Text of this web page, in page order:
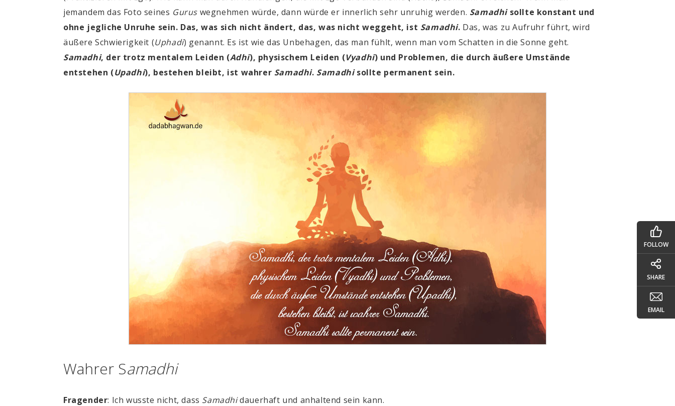
jemandem das Foto seines Gurus wegnehmen würde, dann würde er innerlich sehr unruhig werden. Samadhisollte konstant und
ohne jegliche Unruhe sein. Das, was sich nicht ändert, das, was nicht weggeht, ist Samadhi. Das, was zu Aufruhr führt, wird
äußere Schwierigkeit (Uphadi) genannt. Es ist wie das Unbehagen, das man fühlt, wenn man vom Schatten in die Sonne geht.
Samadhi, der trotz mentalem Leiden (Adhi), physischem Leiden (Vyadhi) und Problemen, die durch äußere Umstände
entstehen (Upadhi), bestehen bleibt, ist wahrer Samadhi. Samadhisollte permanent sein.
Wahrer Samadhi
Fragender: Ich wusste nicht, dass Samadhidauerhaft und anhaltend sein kann.
FOLLOW
SHARE
EMAIL